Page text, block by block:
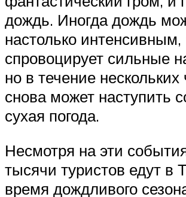
дождь. Иногда дождь
настолько интенсивным,
спровоцирует сильные
но в течение нескольких
снова может наступить
сухая погода.
Несмотря на эти
тысячи туристов едут в
время дождливого